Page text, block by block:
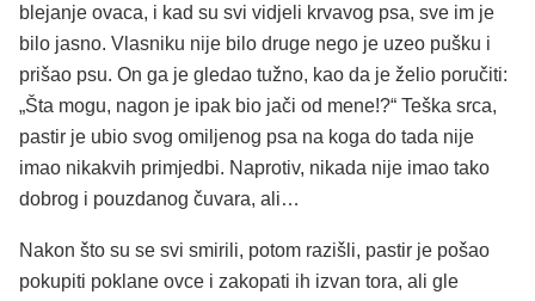
blejanje ovaca, i kad su svi vidjeli krvavog psa, sve im je
bilo jasno. Vlasniku nije bilo druge nego je uzeo pušku i
prišao psu. On ga je gledao tužno, kao da je želio poručiti:
„Šta mogu, nagon je ipak bio jači od mene!?“ Teška srca,
pastir je ubio svog omiljenog psa na koga do tada nije
imao nikakvih primjedbi. Naprotiv, nikada nije imao tako
dobrog i pouzdanog čuvara, ali…
Nakon što su se svi smirili, potom razišli, pastir je pošao
pokupiti poklane ovce i zakopati ih izvan tora, ali gle